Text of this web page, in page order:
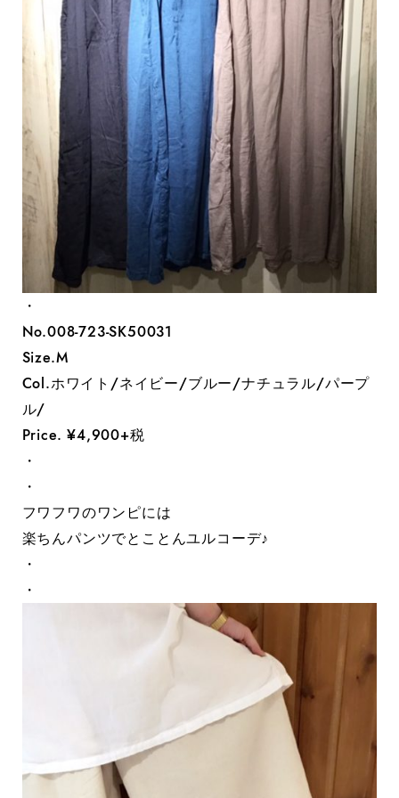
・
No.008-723-SK50031
Size.M
Col.ホワイト/ネイビー/ブルー/ナチュラル/パープ
ル/
Price. ¥4,900+税
・
・
フワフワのワンピには
楽ちんパンツでとことんユルコーデ♪
・
・